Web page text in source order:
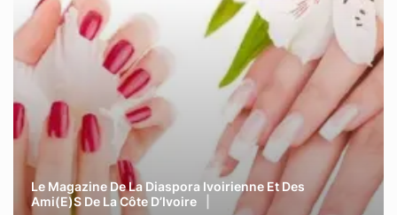
Le Magazine De La Diaspora Ivoirienne Et Des
Ami(e)s De La Côte D’Ivoire